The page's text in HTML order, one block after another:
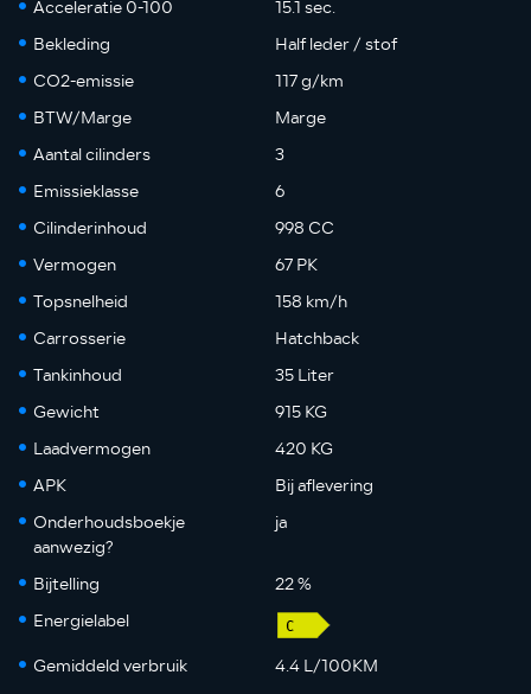
Acceleratie 0-100
15.1 sec.
Bekleding
Half leder / stof
CO2-emissie
117 g/km
BTW/Marge
Marge
Aantal cilinders
3
Emissieklasse
6
Cilinderinhoud
998 CC
Vermogen
67 PK
Topsnelheid
158 km/h
Carrosserie
Hatchback
Tankinhoud
35 Liter
Gewicht
915 KG
Laadvermogen
420 KG
APK
Bij aflevering
Onderhoudsboekje
aanwezig?
ja
Bijtelling
22 %
Energielabel
Gemiddeld verbruik
4.4 L/100KM